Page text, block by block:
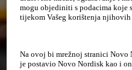
Želite li se vratiti na
mogu objediniti s podacima
tijekom Vašeg korištenja njihovih
Na ovoj bi mrežnoj stranici
je postavio Novo Nordisk kao i